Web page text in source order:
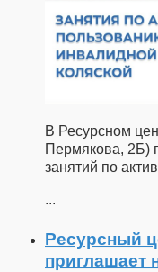
В Ресурсном
Пермякова, 2Б)
занятий по
...
Ресурсный
приглашает